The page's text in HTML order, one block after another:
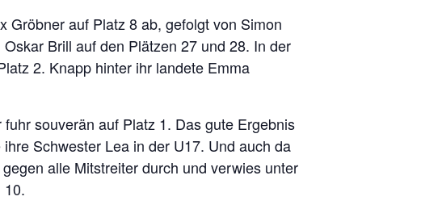
Gröbner auf Platz 8 ab, gefolgt von Simon
Brill auf den Plätzen 27 und 28. In der
2. Knapp hinter ihr landete Emma
souverän auf Platz 1. Das gute Ergebnis
Schwester Lea in der U17. Und auch da
alle Mitstreiter durch und verwies unter
10.